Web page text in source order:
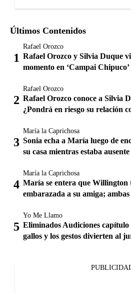
Últimos Contenidos
Rafael Orozco
Rafael Orozco y Silvia Duque
momento en ‘Campai Chipuco’
Rafael Orozco
Rafael Orozco conoce a Silvia
¿Pondrá en riesgo su relación
María la Caprichosa
Sonia echa a María luego de
su casa mientras estaba ausente
María la Caprichosa
María se entera que Willington
embarazada a su amiga;
Yo Me Llamo
Eliminados Audiciones capítulo
gallos y los gestos divierten al